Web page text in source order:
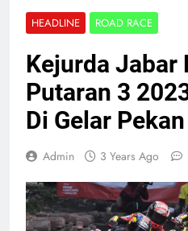
HEADLINE ROAD RACE
Kejurda Jabar
Putaran 3
Di Gelar
Admin 3 Years Ago